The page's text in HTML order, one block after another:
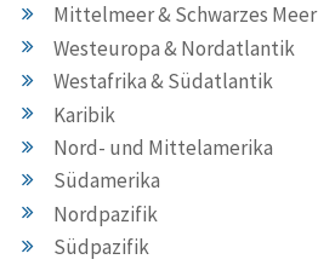
Mittelmeer & Schwarzes Meer
Westeuropa & Nordatlantik
Westafrika & Südatlantik
Karibik
Nord- und Mittelamerika
Südamerika
Nordpazifik
Südpazifik